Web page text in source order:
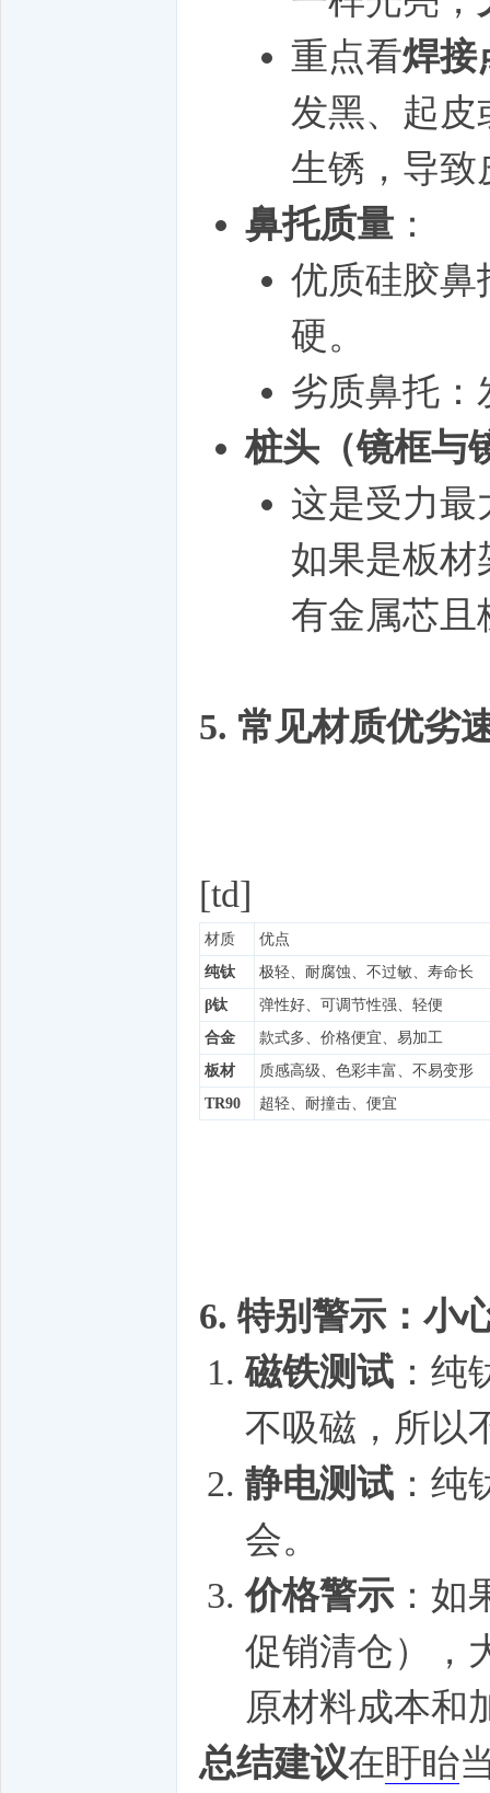
重点看焊接
发黑、起皮
生锈，导致
鼻托质量 ：
优质硅胶鼻
硬。
劣质鼻托：
桩头（镜框与
这是受力最
如果是板材
有金属芯且
5. 常见材质优劣
[td]
材质
优点
纯钛
极轻、耐腐蚀、不过敏、寿命长
β钛
弹性好、可调节性强、轻便
合金
款式多、价格便宜、易加工
板材
质感高级、色彩丰富、不易变形
TR90
超轻、耐撞击、便宜
6. 特别警示：小
磁铁测试 ：纯
不吸磁，所以
静电测试 ：
会。
价格警示 ：
促销清仓），
原材料成本和
总结建议在盱眙